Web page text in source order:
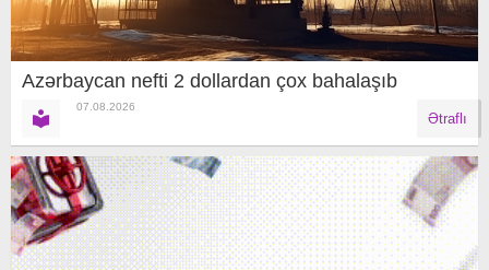
Azərbaycan nefti 2 dollardan çox bahalaşıb
07.08.2026
Ətraflı